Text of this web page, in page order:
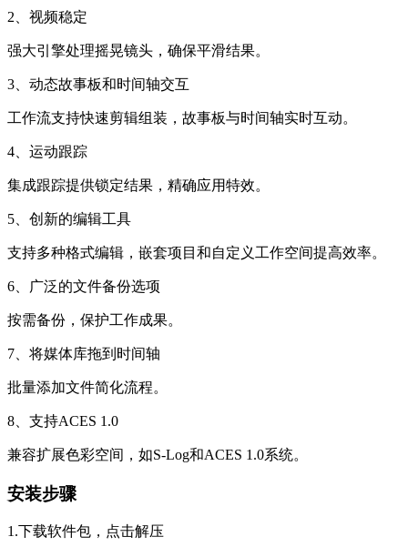
2、视频稳定
强大引擎处理摇晃镜头，确保平滑结果。
3、动态故事板和时间轴交互
工作流支持快速剪辑组装，故事板与时间轴实时互动。
4、运动跟踪
集成跟踪提供锁定结果，精确应用特效。
5、创新的编辑工具
支持多种格式编辑，嵌套项目和自定义工作空间提高效率。
6、广泛的文件备份选项
按需备份，保护工作成果。
7、将媒体库拖到时间轴
批量添加文件简化流程。
8、支持ACES 1.0
兼容扩展色彩空间，如S-Log和ACES 1.0系统。
安装步骤
1.下载软件包，点击解压